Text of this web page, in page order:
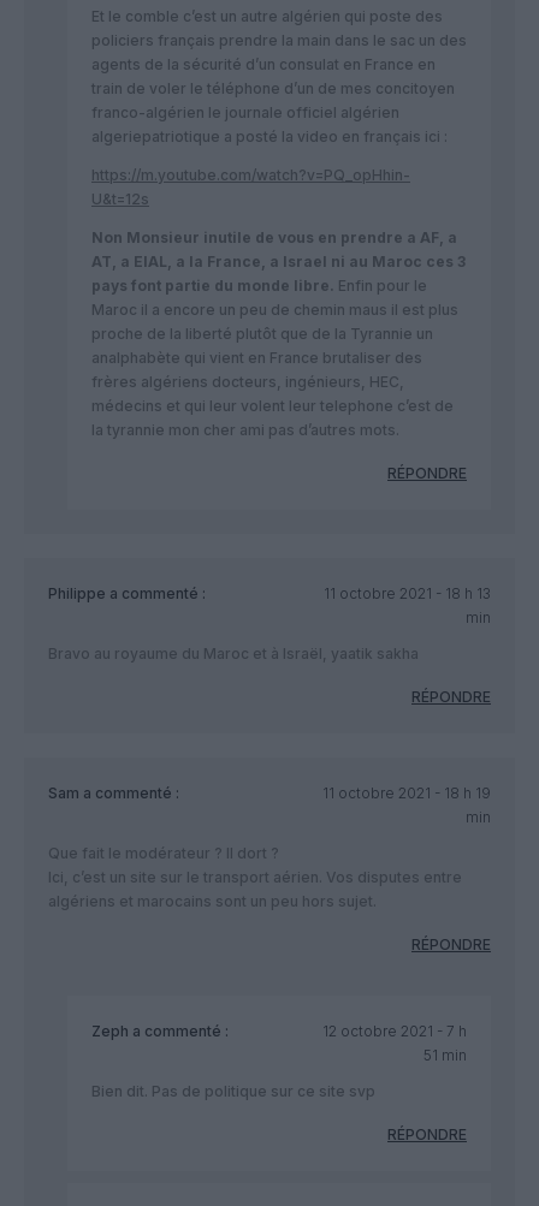
Et le comble c’est un autre algérien qui poste des
policiers français prendre la main dans le sac un des
agents de la sécurité d’un consulat en France en
train de voler le téléphone d’un de mes concitoyen
franco-algérien le journale officiel algérien
algeriepatriotique a posté la video en français ici :
https://m.youtube.com/watch?v=PQ_opHhin-
U&t=12s
Non Monsieur inutile de vous en prendre a AF, a
AT, a ElAL, a la France, a Israel ni au Maroc ces 3
pays font partie du monde libre. Enfin pour le
Maroc il a encore un peu de chemin maus il est plus
proche de la liberté plutôt que de la Tyrannie un
analphabète qui vient en France brutaliser des
frères algériens docteurs, ingénieurs, HEC,
médecins et qui leur volent leur telephone c’est de
la tyrannie mon cher ami pas d’autres mots.
RÉPONDRE
Philippe a commenté :
11 octobre 2021 - 18 h 13
min
Bravo au royaume du Maroc et à Israël, yaatik sakha
RÉPONDRE
Sam a commenté :
11 octobre 2021 - 18 h 19
min
Que fait le modérateur ? Il dort ?
Ici, c’est un site sur le transport aérien. Vos disputes entre
algériens et marocains sont un peu hors sujet.
RÉPONDRE
Zeph a commenté :
12 octobre 2021 - 7 h
51 min
Bien dit. Pas de politique sur ce site svp
RÉPONDRE